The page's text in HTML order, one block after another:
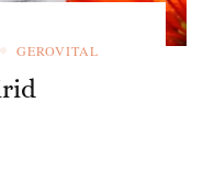
GEROVITAL